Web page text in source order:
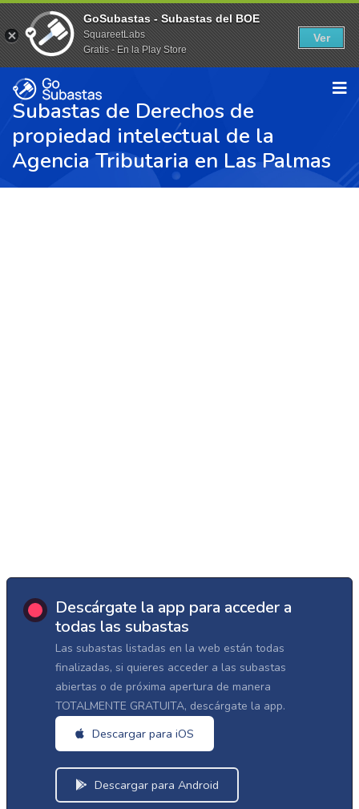
Subastas de Derechos de
propiedad intelectual de la
Agencia Tributaria en Las Palmas
Descárgate la app para acceder a
todas las subastas
Las subastas listadas en la web están todas
finalizadas, si quieres acceder a las subastas
abiertas o de próxima apertura de manera
TOTALMENTE GRATUITA, descárgate la app.
Descargar para iOS
Descargar para Android
GoSubastas - Subastas del BOE
SquareetLabs
Gratis - En la Play Store
Ver